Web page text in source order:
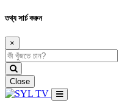
তথ্য সার্চ করুন
×
Close